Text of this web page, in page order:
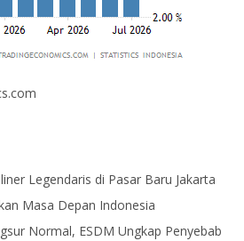
Legendaris di Pasar Baru Jakarta
Masa Depan Indonesia
Normal, ESDM Ungkap Penyebab